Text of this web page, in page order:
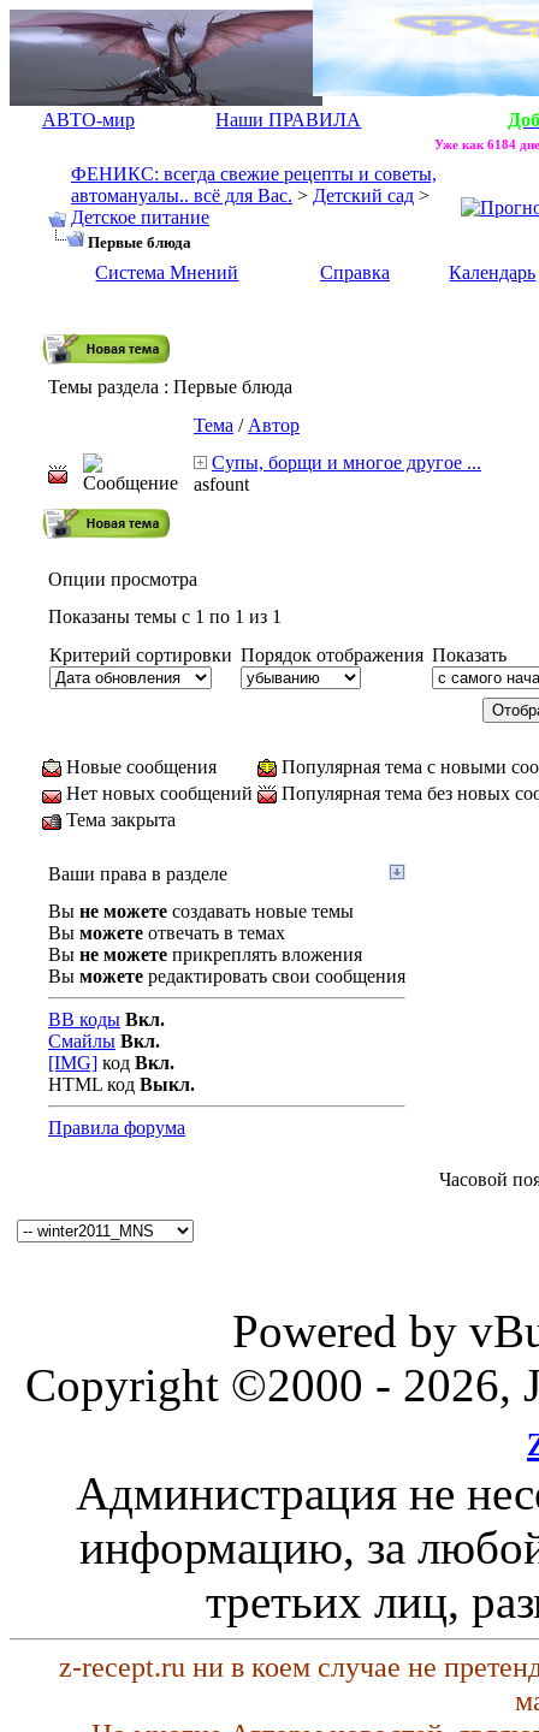
АВТО-мир Наши ПРАВИЛА
Уже как 6184
ФЕНИКС: всегда свежие рецепты и советы,
автомануалы.. всё для Вас. > Детский сад >
Детское питание
Первые блюда
Система Мнений Справка Календарь
Темы раздела : Первые блюда
Тема / Автор
Супы, борщи и многое другое ...
asfount
Опции просмотра
Показаны темы с 1 по 1 из 1
Критерий сортировки Порядок отображения Показать
Новые сообщения
Популярная тема с новыми
Нет новых сообщений
Популярная тема без новых
Тема закрыта
Ваши права в разделе
Вы не можете создавать новые темы
Вы можете отвечать в темах
Вы не можете прикреплять вложения
Вы можете редактировать свои сообщения
BB коды Вкл.
Смайлы Вкл.
[IMG] код Вкл.
HTML код Выкл.
Правила форума
Часовой
Powered by
Copyright ©2000 - 2026,
Администрация не
информацию, за любой
третьих лиц,
z-recept.ru ни в коем случае не